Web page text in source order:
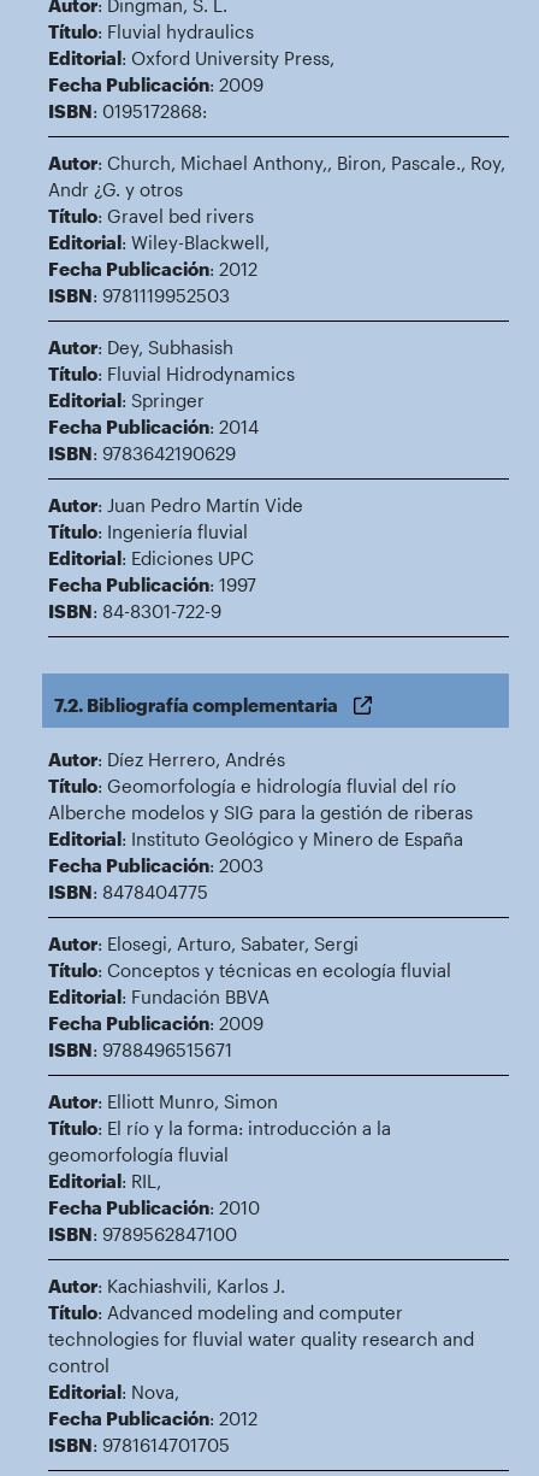
Título: Fluvial hydraulics
Editorial: Oxford University Press,
Fecha Publicación: 2009
ISBN: 0195172868:
Autor: Church, Michael Anthony,, Biron, Pascale., Roy,
Andr ¿G. y otros
Título: Gravel bed rivers
Editorial: Wiley-Blackwell,
Fecha Publicación: 2012
ISBN: 9781119952503
Autor: Dey, Subhasish
Título: Fluvial Hidrodynamics
Editorial: Springer
Fecha Publicación: 2014
ISBN: 9783642190629
Autor: Juan Pedro Martín Vide
Título: Ingeniería fluvial
Editorial: Ediciones UPC
Fecha Publicación: 1997
ISBN: 84-8301-722-9
7.2. Bibliografía complementaria
Autor: Díez Herrero, Andrés
Título: Geomorfología e hidrología fluvial del río
Alberche modelos y SIG para la gestión de riberas
Editorial: Instituto Geológico y Minero de España
Fecha Publicación: 2003
ISBN: 8478404775
Autor: Elosegi, Arturo, Sabater, Sergi
Título: Conceptos y técnicas en ecología fluvial
Editorial: Fundación BBVA
Fecha Publicación: 2009
ISBN: 9788496515671
Autor: Elliott Munro, Simon
Título: El río y la forma: introducción a la
geomorfología fluvial
Editorial: RIL,
Fecha Publicación: 2010
ISBN: 9789562847100
Autor: Kachiashvili, Karlos J.
Título: Advanced modeling and computer
technologies for fluvial water quality research and
control
Editorial: Nova,
Fecha Publicación: 2012
ISBN: 9781614701705